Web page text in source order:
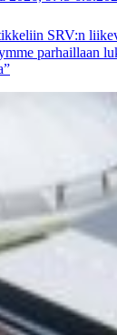
SRV:n
parhaillaan